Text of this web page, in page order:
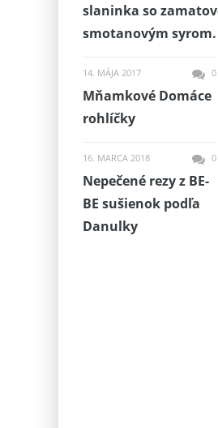
slaninka so
smotanovým syrom.
14. MÁJA 2017 0
Mňamkové Domáce
rohlíčky
16. MARCA 2018 0
Nepečené rezy z BE-
BE sušienok podľa
Danulky